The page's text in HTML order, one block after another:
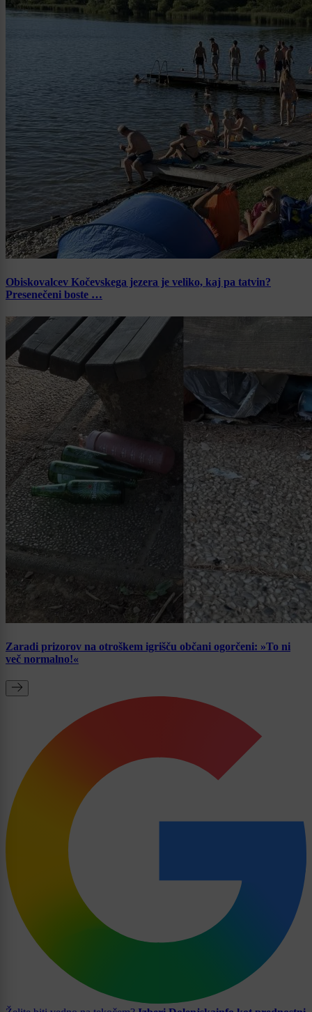
Obiskovalcev Kočevskega jezera je veliko, kaj pa tatvin?
Presenečeni boste …
Zaradi prizorov na otroškem igrišču občani ogorčeni: »To ni
več normalno!«